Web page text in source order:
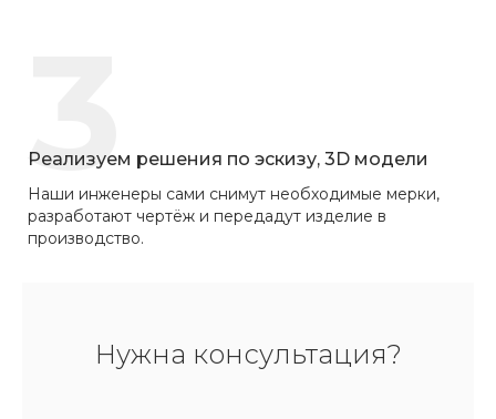
3
Реализуем решения по эскизу, 3D модели
Наши инженеры сами снимут необходимые мерки,
разработают чертёж и передадут изделие в
производство.
Нужна консультация?